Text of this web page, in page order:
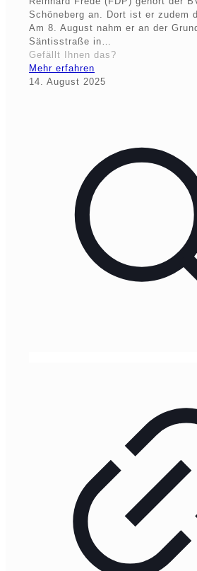
Schöneberg an. Dort ist er zudem
Am 8. August nahm er an der
Säntisstraße in…
Gefällt Ihnen das?
Mehr erfahren
14. August 2025